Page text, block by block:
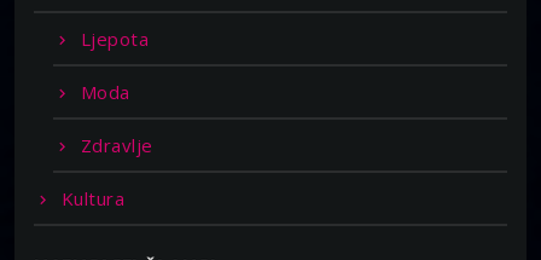
Ljepota
Moda
Zdravlje
Kultura